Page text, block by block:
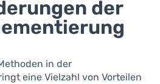
der
in der
eine Vielzahl von Vorteilen